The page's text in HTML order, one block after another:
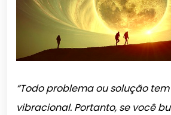
“Todo problema ou solução
vibracional. Portanto, se você